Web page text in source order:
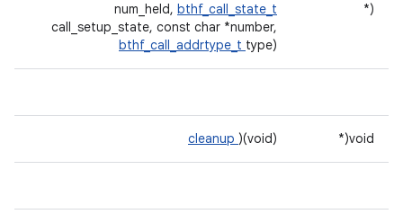
(*
num_held, bthf_call_state_t
call_setup_state, const char *number,
bthf_call_addrtype_t type)
void(*
cleanup )(void)